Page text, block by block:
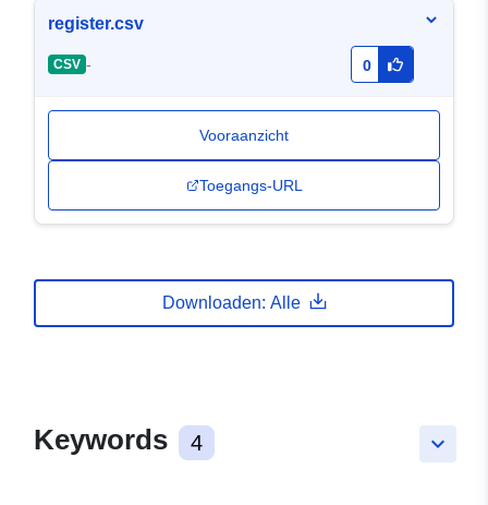
register.csv
CSV - 0
Vooraanzicht
Toegangs-URL
Downloaden: Alle
keyboard_arrow_down
Keywords 4